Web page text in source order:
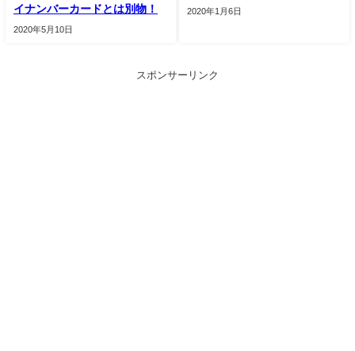
イナンバーカードとは別物！
2020年5月10日
2020年1月6日
スポンサーリンク